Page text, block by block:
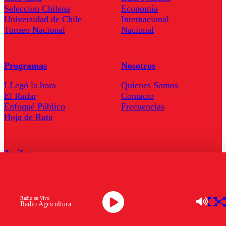
Radio Agricultura
Radio en Vivo
Seleccion Chilena
Universidad de Chile
Torneo Nacional
Economía
Internacional
Nacional
Programas
LLegó la hora
El Radar
Enfoqué Público
Hoja de Ruta
Nosotros
Quienes Somos
Contacto
Frecuencias
Tarifas